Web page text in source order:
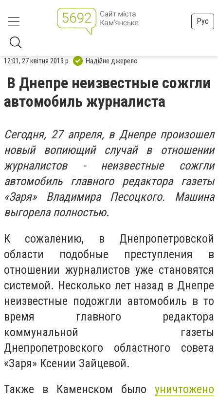
Рус
12:01, 27 квітня 2019 р. Надійне джерело
В Днепре неизвестные сожгли
автомобиль журналиста
Сегодня, 27 апреля, в Днепре произошел
новый вопиющий случай в отношении
журналистов - неизвестные сожгли
автомобиль главного редактора газеты
«Заря» Владимира Песоцкого. Машина
выгорела полностью.
К сожалению, в Днепропетровской
области подобные преступления в
отношении журналистов уже становятся
системой. Несколько лет назад в Днепре
неизвестные подожгли автомобиль в то
время главного редактора
коммунальной газеты
Днепропетровского областного совета
«Заря» Ксении Зайцевой.
Также в Каменском было уничтожено